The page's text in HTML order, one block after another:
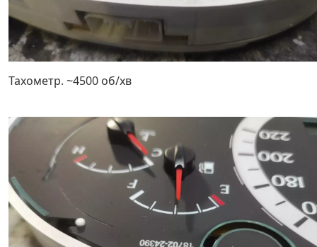
Тахометр. ~4500 об/хв